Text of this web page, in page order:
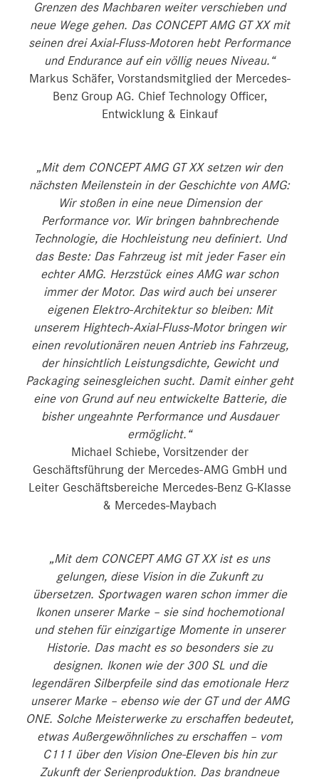
Grenzen des Machbaren weiter verschieben und
neue Wege gehen. Das CONCEPT AMG GT XX mit
seinen drei Axial-Fluss-Motoren hebt Performance
und Endurance auf ein völlig neues Niveau.“
Markus Schäfer, Vorstandsmitglied der Mercedes-
Benz Group AG. Chief Technology Officer,
Entwicklung & Einkauf
„Mit dem CONCEPT AMG GT XX setzen wir den
nächsten Meilenstein in der Geschichte von AMG:
Wir stoßen in eine neue Dimension der
Performance vor. Wir bringen bahnbrechende
Technologie, die Hochleistung neu definiert. Und
das Beste: Das Fahrzeug ist mit jeder Faser ein
echter AMG. Herzstück eines AMG war schon
immer der Motor. Das wird auch bei unserer
eigenen Elektro-Architektur so bleiben: Mit
unserem Hightech-Axial-Fluss-Motor bringen wir
einen revolutionären neuen Antrieb ins Fahrzeug,
der hinsichtlich Leistungsdichte, Gewicht und
Packaging seinesgleichen sucht. Damit einher geht
eine von Grund auf neu entwickelte Batterie, die
bisher ungeahnte Performance und Ausdauer
ermöglicht.“
Michael Schiebe, Vorsitzender der
Geschäftsführung der Mercedes-AMG GmbH und
Leiter Geschäftsbereiche Mercedes-Benz G-Klasse
& Mercedes-Maybach
„Mit dem CONCEPT AMG GT XX ist es uns
gelungen, diese Vision in die Zukunft zu
übersetzen. Sportwagen waren schon immer die
Ikonen unserer Marke – sie sind hochemotional
und stehen für einzigartige Momente in unserer
Historie. Das macht es so besonders sie zu
designen. Ikonen wie der 300 SL und die
legendären Silberpfeile sind das emotionale Herz
unserer Marke – ebenso wie der GT und der AMG
ONE. Solche Meisterwerke zu erschaffen bedeutet,
etwas Außergewöhnliches zu erschaffen – vom
C111 über den Vision One‑Eleven bis hin zur
Zukunft der Serienproduktion. Das brandneue